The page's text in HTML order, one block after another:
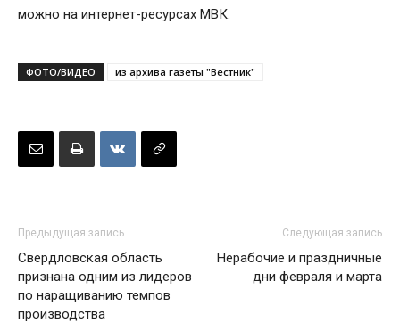
можно на интернет-ресурсах МВК.
ФОТО/ВИДЕО из архива газеты "Вестник"
Предыдущая запись
Свердловская область
признана одним из лидеров
по наращиванию темпов
производства
Следующая запись
Нерабочие и праздничные
дни февраля и марта